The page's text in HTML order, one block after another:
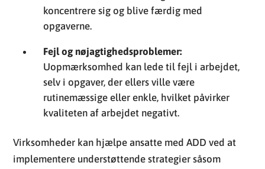
koncentrere sig og blive færdig med
opgaverne.
Fejl og nøjagtighedsproblemer:
Uopmærksomhed kan lede til fejl i arbejdet,
selv i opgaver, der ellers ville være
rutinemæssige eller enkle, hvilket påvirker
kvaliteten af arbejdet negativt.
Virksomheder kan hjælpe ansatte med ADD ved at
implementere understøttende strategier såsom